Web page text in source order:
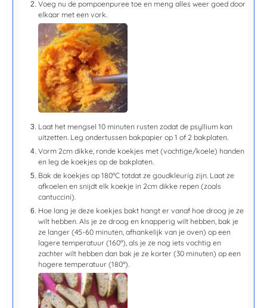
Voeg nu de pompoenpuree toe en meng alles weer goed door
elkaar met een vork.
Laat het mengsel 10 minuten rusten zodat de psyllium kan
uitzetten. Leg ondertussen bakpapier op 1 of 2 bakplaten.
Vorm 2cm dikke, ronde koekjes met (vochtige/koele) handen
en leg de koekjes op de bakplaten.
Bak de koekjes op 180ºC totdat ze goudkleurig zijn. Laat ze
afkoelen en snijdt elk koekje in 2cm dikke repen (zoals
cantuccini).
Hoe lang je deze koekjes bakt hangt er vanaf hoe droog je ze
wilt hebben. Als je ze droog en knapperig wilt hebben, bak je
ze langer (45-60 minuten, afhankelijk van je oven) op een
lagere temperatuur (160º), als je ze nog iets vochtig en
zachter wilt hebben dan bak je ze korter (30 minuten) op een
hogere temperatuur (180º).